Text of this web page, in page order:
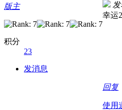
版主
积分
23
发消息
发
幸运
回复
使用